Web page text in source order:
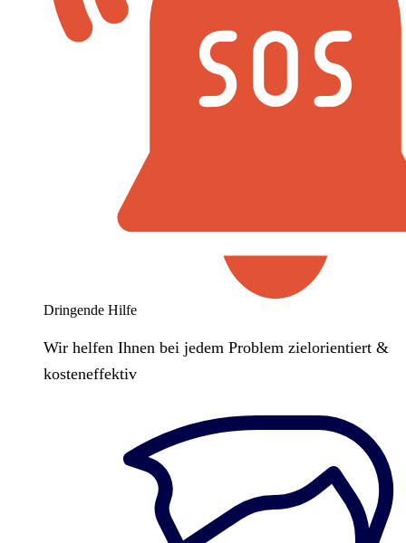
Dringende Hilfe
Wir helfen Ihnen bei jedem Problem zielorientiert &
kosteneffektiv